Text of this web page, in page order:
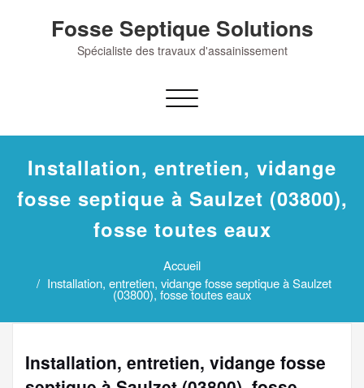
Fosse Septique Solutions
Spécialiste des travaux d'assainissement
Afficher/masquer
navigation
Installation, entretien, vidange
fosse septique à Saulzet (03800),
fosse toutes eaux
Accueil
Installation, entretien, vidange fosse septique à Saulzet
(03800), fosse toutes eaux
Installation, entretien, vidange fosse